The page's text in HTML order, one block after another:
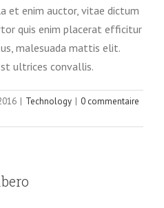
et enim auctor, vitae dictum
quis enim placerat efficitur
malesuada mattis elit.
ultrices convallis.
| Technology | 0 commentaire